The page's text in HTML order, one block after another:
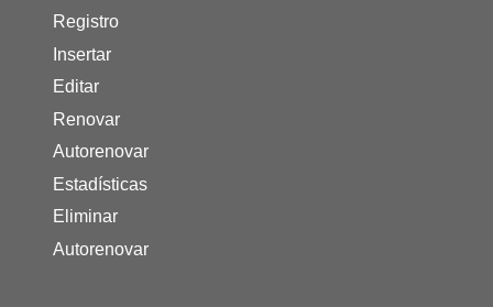
Registro
Insertar
Editar
Renovar
Autorenovar
Estadísticas
Eliminar
Autorenovar